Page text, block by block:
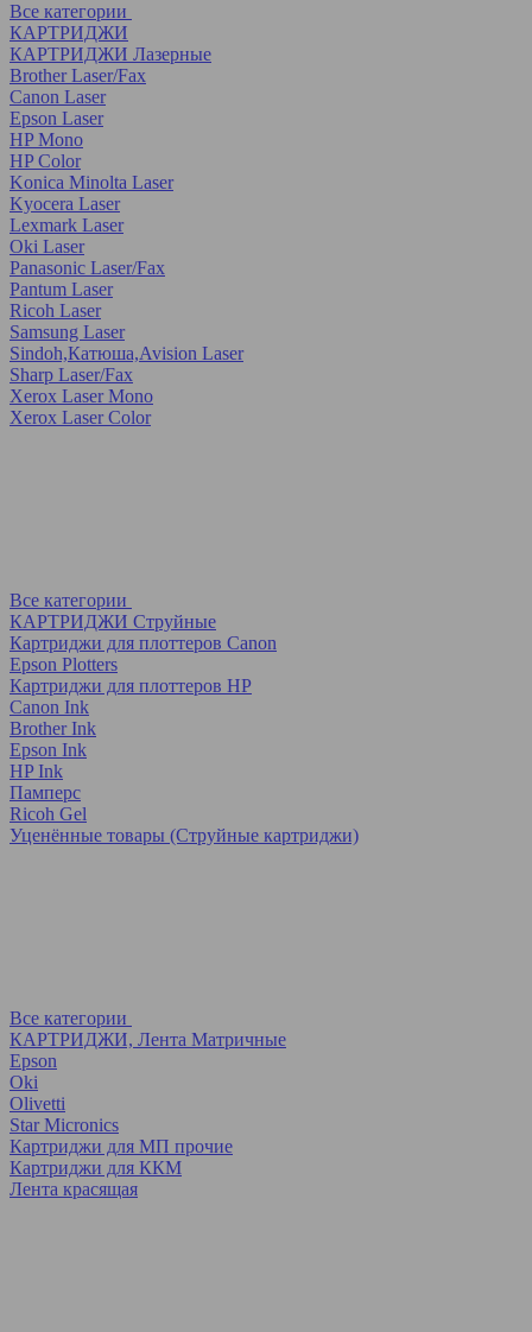
Все категории
КАРТРИДЖИ
КАРТРИДЖИ Лазерные
Brother Laser/Fax
Canon Laser
Epson Laser
HP Mono
HP Color
Konica Minolta Laser
Kyocera Laser
Lexmark Laser
Oki Laser
Panasonic Laser/Fax
Pantum Laser
Ricoh Laser
Samsung Laser
Sindoh,Катюша,Avision Laser
Sharp Laser/Fax
Xerox Laser Mono
Xerox Laser Color
Все категории
КАРТРИДЖИ Струйные
Картриджи для плоттеров Canon
Epson Plotters
Картриджи для плоттеров HP
Canon Ink
Brother Ink
Epson Ink
HP Ink
Памперс
Ricoh Gel
Уценённые товары (Струйные картриджи)
Все категории
КАРТРИДЖИ, Лента Матричные
Epson
Oki
Olivetti
Star Micronics
Картриджи для МП прочие
Картриджи для ККМ
Лента красящая